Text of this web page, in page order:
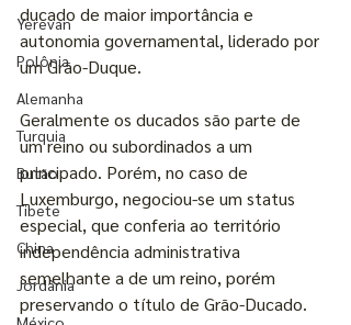
Yerevan
Polônia
Alemanha
Turquia
Butão
Tibete
China
Jordânia
ducado de maior importância e
autonomia governamental, liderado por
um Grão-Duque.
Geralmente os ducados são parte de
um reino ou subordinados a um
principado. Porém, no caso de
Luxemburgo, negociou-se um status
especial, que conferia ao território
independência administrativa
semelhante a de um reino, porém
preservando o título de Grão-Ducado.